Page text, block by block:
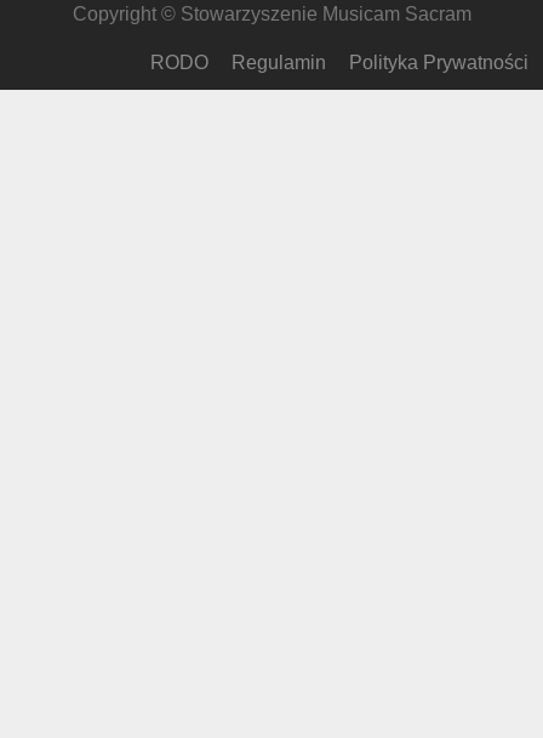
Copyright © Stowarzyszenie Musicam Sacram
RODO Regulamin Polityka Prywatności